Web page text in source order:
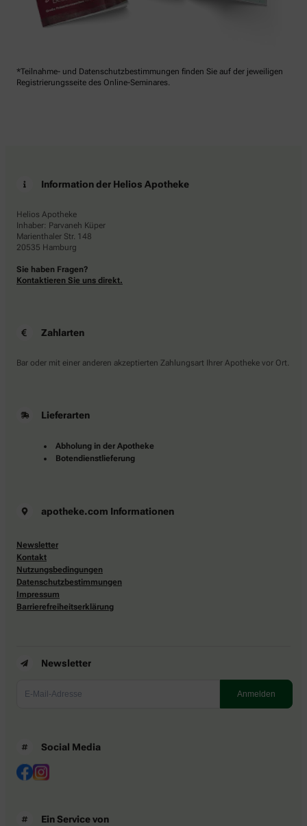
*Teilnahme- und Datenschutzbestimmungen finden Sie auf der jeweiligen
Registrierungsseite des Online-Seminares.
Information der Helios Apotheke
Helios Apotheke
Inhaber: Parvaneh Küper
Marienthaler Str. 148
20535 Hamburg
Sie haben Fragen?
Kontaktieren Sie uns direkt.
Zahlarten
Bar oder mit einer anderen akzeptierten Zahlungsart Ihrer Apotheke vor Ort.
Lieferarten
Abholung in der Apotheke
Botendienstlieferung
apotheke.com Informationen
Newsletter
Kontakt
Nutzungsbedingungen
Datenschutzbestimmungen
Impressum
Barrierefreiheitserklärung
Newsletter
Social Media
Ein Service von